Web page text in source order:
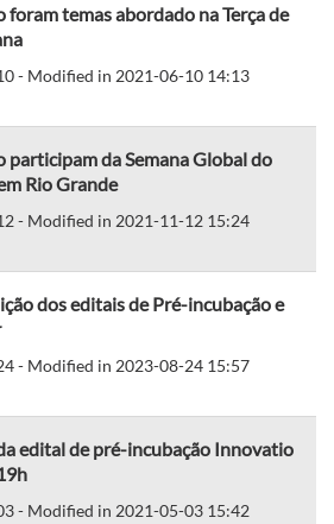
temas abordado na Terça de
- Modified in 2021-06-10 14:13
participam da Semana Global do
Rio Grande
- Modified in 2021-11-12 15:24
dos editais de Pré-incubação e
- Modified in 2023-08-24 15:57
edital de pré-incubação Innovatio
- Modified in 2021-05-03 15:42